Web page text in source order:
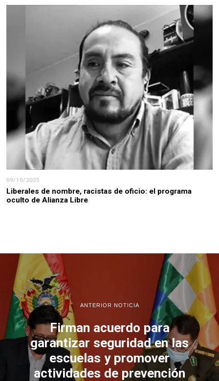
09/10/2025
Liberales de nombre, racistas de oficio: el programa
oculto de Alianza Libre
ANTERIOR NOTICIA
Firman acuerdo para
garantizar seguridad en las
escuelas y promover
actividades de prevención